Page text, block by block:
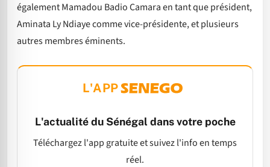
également Mamadou Badio Camara en tant que président,
Aminata Ly Ndiaye comme vice-présidente, et plusieurs
autres membres éminents.
L'APP
L'actualité du Sénégal dans votre poche
Téléchargez l'app gratuite et suivez l'info en temps
réel.